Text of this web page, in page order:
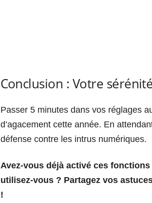
Conclusion : Votre
Passer 5 minutes dans vos réglages
d’agacement cette année. En
défense contre les intrus numériques.
Avez-vous déjà activé ces
utilisez-vous ? Partagez vos
!